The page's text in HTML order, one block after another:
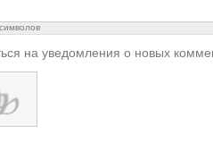
символов
на уведомления о новых